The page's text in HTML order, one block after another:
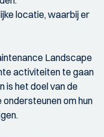
locatie, waarbij er
Landscape
activiteiten te gaan
is het doel van de
om hun